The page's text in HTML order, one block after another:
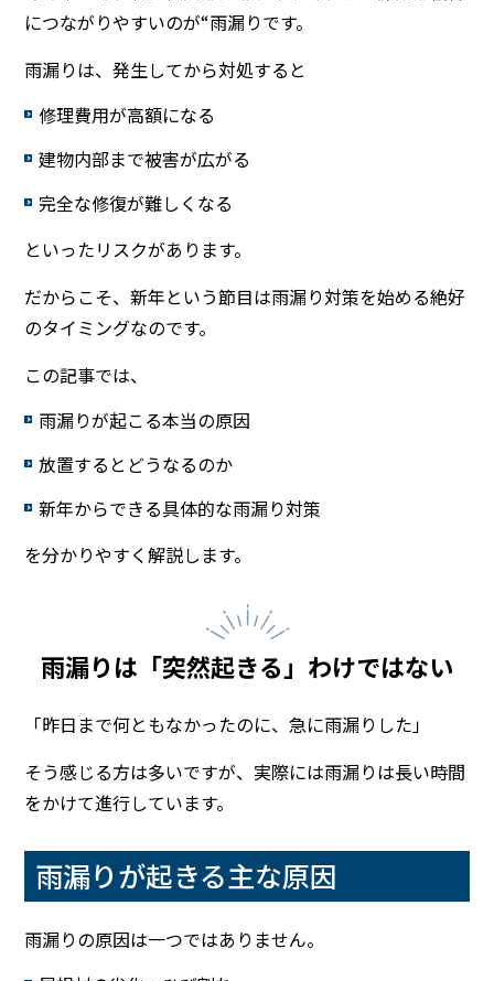
につながりやすいのが“雨漏りです。
雨漏りは、発生してから対処すると
修理費用が高額になる
建物内部まで被害が広がる
完全な修復が難しくなる
といったリスクがあります。
だからこそ、新年という節目は雨漏り対策を始める絶好
のタイミングなのです。
この記事では、
雨漏りが起こる本当の原因
放置するとどうなるのか
新年からできる具体的な雨漏り対策
を分かりやすく解説します。
雨漏りは「突然起きる」わけではない
「昨日まで何ともなかったのに、急に雨漏りした」
そう感じる方は多いですが、実際には雨漏りは長い時間
をかけて進行しています。
雨漏りが起きる主な原因
雨漏りの原因は一つではありません。